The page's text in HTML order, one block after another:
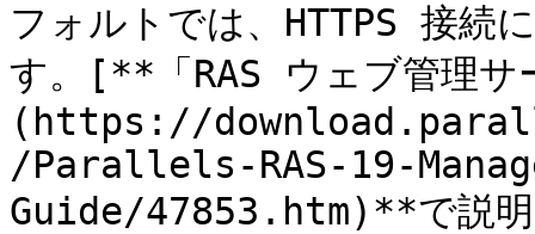
フォルトでは、HTTPS 接続
す。[**「RAS ウェブ管理
(https://
/Parallels-RAS-19-
Guide/47853.htm)**で説明